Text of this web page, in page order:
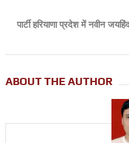
पार्टी हरियाणा प्रदेश में नवीन
ABOUT THE AUTHOR